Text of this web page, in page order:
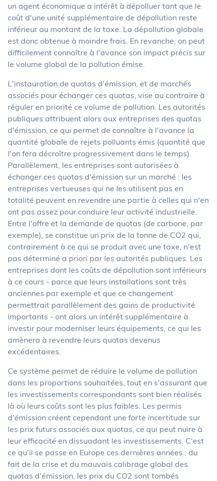
un agent économique a intérêt à dépolluer tant que le
coût d'une unité supplémentaire de dépollution reste
inférieur au montant de la taxe. La dépollution globale
est donc obtenue à moindre frais. En revanche, on peut
difficilement connaître à l'avance son impact précis sur
le volume global de la pollution émise.
L'instauration de quotas d'émission, et de marchés
associés pour échanger ces quotas, vise au contraire à
réguler en priorité ce volume de pollution. Les autorités
publiques attribuent alors aux entreprises des quotas
d'émission, ce qui permet de connaître à l'avance la
quantité globale de rejets polluants émis (quantité que
l'on fera décroître progressivement dans le temps).
Parallèlement, les entreprises sont autorisées à
échanger ces quotas d'émission sur un marché : les
entreprises vertueuses qui ne les utilisent pas en
totalité peuvent en revendre une partie à celles qui n'en
ont pas assez pour conduire leur activité industrielle.
Entre l'offre et la demande de quotas (de carbone, par
exemple), se constitue un prix de la tonne de CO2 qui,
contrairement à ce qui se produit avec une taxe, n'est
pas déterminé a priori par les autorités publiques. Les
entreprises dont les coûts de dépollution sont inférieurs
à ce cours - parce que leurs installations sont très
anciennes par exemple et que ce changement
permettrait parallèlement des gains de productivité
importants - ont alors un intérêt supplémentaire à
investir pour moderniser leurs équipements, ce qui les
amènera à revendre leurs quotas devenus
excédentaires.
Ce système permet de réduire le volume de pollution
dans les proportions souhaitées, tout en s'assurant que
les investissements correspondants sont bien réalisés
là où leurs coûts sont les plus faibles. Les permis
d'émission créent cependant une forte incertitude sur
les prix futurs associés aux quotas, ce qui peut nuire à
leur efficacité en dissuadant les investissements. C'est
ce qu'il se passe en Europe ces dernières années : du
fait de la crise et du mauvais calibrage global des
quotas d'émission, les prix du CO2 sont tombés